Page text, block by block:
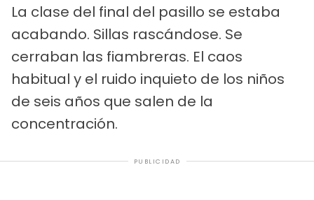
La clase del final del pasillo se estaba
acabando. Sillas rascándose. Se
cerraban las fiambreras. El caos
habitual y el ruido inquieto de los niños
de seis años que salen de la
concentración.
PUBLICIDAD